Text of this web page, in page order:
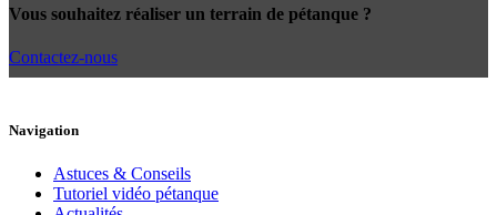
Vous souhaitez réaliser un terrain de pétanque ?
Contactez-nous
Navigation
Astuces & Conseils
Tutoriel vidéo pétanque